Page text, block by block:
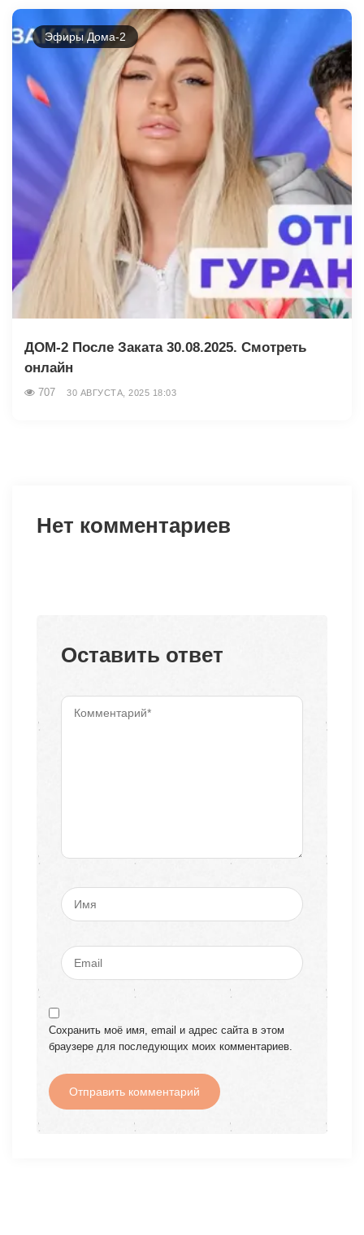
Эфиры Дома-2
ДОМ-2 После Заката 30.08.2025. Смотреть
онлайн
707 30 АВГУСТА, 2025 18:03
Нет комментариев
Оставить ответ
Сохранить моё имя, email и адрес сайта в этом
браузере для последующих моих комментариев.